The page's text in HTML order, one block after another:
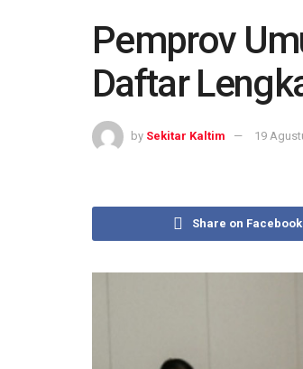
Pemprov
Daftar
by Sekitar Kaltim 19
Share on Facebook